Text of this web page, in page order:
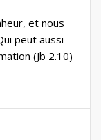
et nous
peut aussi
(Jb 2.10)